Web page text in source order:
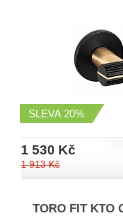
SLEVA 20%
1 530 Kč
1 913 Kč
TORO FIT KTO